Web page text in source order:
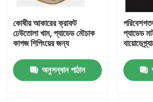
আমাদের সম্পর্কে
কারখানা ভ্রমণ
মান নিয়ন্ত্রণ
কোষীয় আকারের ক্রাফট
ঢেউতোলা খাম, প্যাডেড মৌচাক
কাগজ শিপিংয়ের জন্য
অনুসন্ধান পাঠান
প্যাডেড